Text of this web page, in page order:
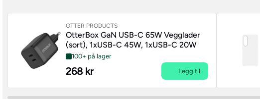
OTTER PRODUCTS
OtterBox GaN USB-C 65W Vegglader
(sort), 1xUSB-C 45W, 1xUSB-C 20W
100+ på lager
268 kr Legg til